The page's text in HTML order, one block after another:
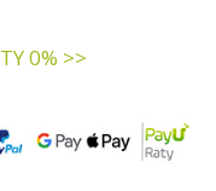
0% >>